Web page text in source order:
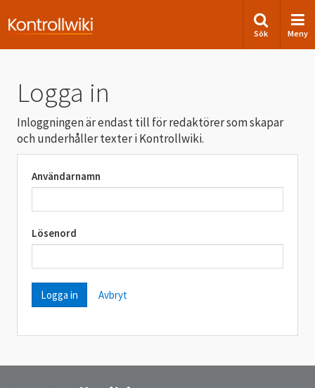
Sök Meny
Logga in
Inloggningen är endast till för redaktörer som skapar
och underhåller texter i Kontrollwiki.
Användarnamn
Lösenord
Avbryt